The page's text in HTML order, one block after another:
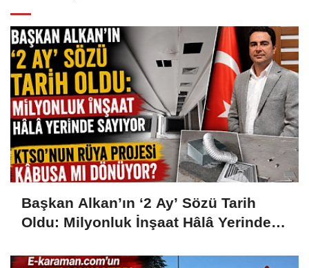
Başkan Alkan’ın ‘2 Ay’ Sözü Tarih
Oldu: Milyonluk İnşaat Hâlâ Yerinde